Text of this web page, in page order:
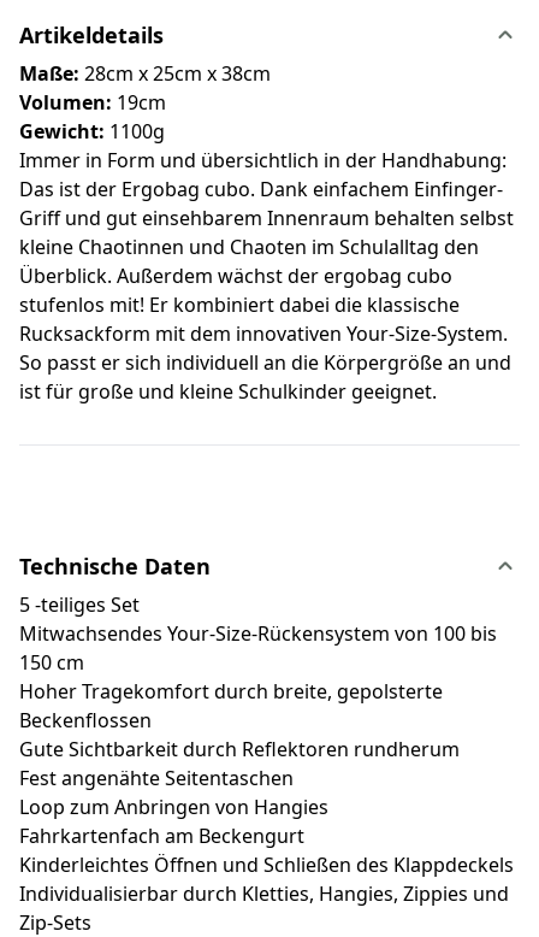
Artikeldetails
Maße: 28cm x 25cm x 38cm
Volumen: 19cm
Gewicht: 1100g
Immer in Form und übersichtlich in der Handhabung:
Das ist der Ergobag cubo. Dank einfachem Einfinger-
Griff und gut einsehbarem Innenraum behalten selbst
kleine Chaotinnen und Chaoten im Schulalltag den
Überblick. Außerdem wächst der ergobag cubo
stufenlos mit! Er kombiniert dabei die klassische
Rucksackform mit dem innovativen Your-Size-System.
So passt er sich individuell an die Körpergröße an und
ist für große und kleine Schulkinder geeignet.
Technische Daten
5 -teiliges Set
Mitwachsendes Your-Size-Rückensystem von 100 bis
150 cm
Hoher Tragekomfort durch breite, gepolsterte
Beckenflossen
Gute Sichtbarkeit durch Reflektoren rundherum
Fest angenähte Seitentaschen
Loop zum Anbringen von Hangies
Fahrkartenfach am Beckengurt
Kinderleichtes Öffnen und Schließen des Klappdeckels
Individualisierbar durch Kletties, Hangies, Zippies und
Zip-Sets